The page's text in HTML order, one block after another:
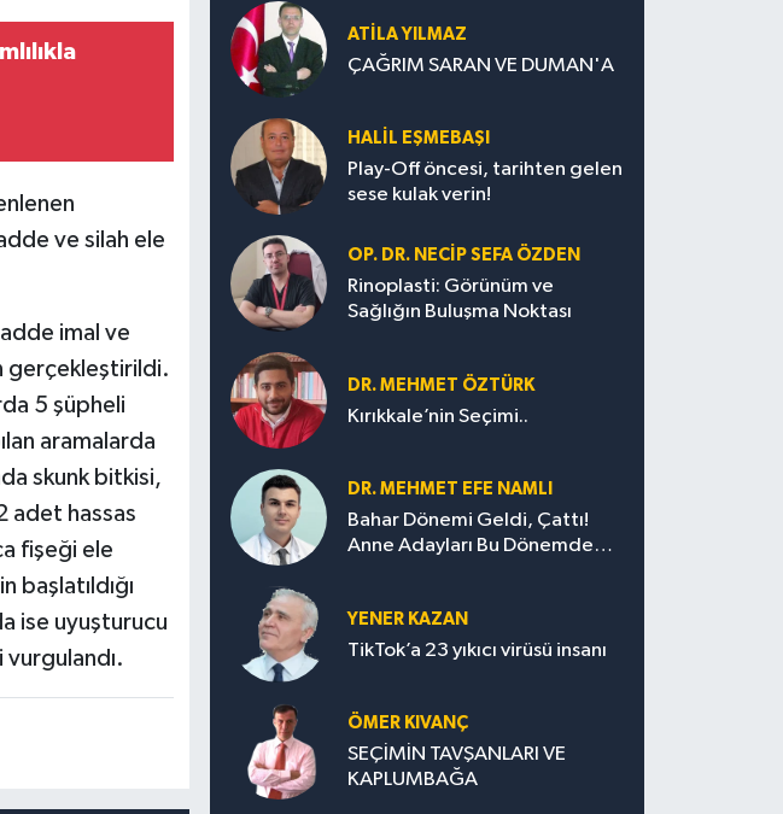
ve silah ele
imal ve
gerçekleştirildi.
5 şüpheli
aramalarda
skunk bitkisi,
adet hassas
fişeği ele
başlatıldığı
ise uyuşturucu
vurgulandı.
ATILA YILMAZ
ÇAĞRIM SARAN VE DUMAN'A
HALIL EŞMEBAŞI
Play-Off öncesi, tarihten gelen
sese kulak verin!
OP. DR. NECIP SEFA ÖZDEN
Rinoplasti: Görünüm ve
Sağlığın Buluşma Noktası
DR. MEHMET ÖZTÜRK
Kırıkkale’nin Seçimi..
DR. MEHMET EFE NAMLI
Bahar Dönemi Geldi, Çattı!
Anne Adayları Bu Dönemde
YENER KAZAN
TikTok’a 23 yıkıcı virüsü insanı
ÖMER KIVANÇ
SEÇİMİN TAVŞANLARI VE
KAPLUMBAĞA